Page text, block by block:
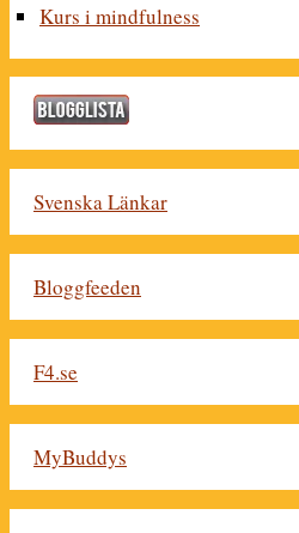
Kurs i mindfulness
Svenska Länkar
Bloggfeeden
F4.se
MyBuddys